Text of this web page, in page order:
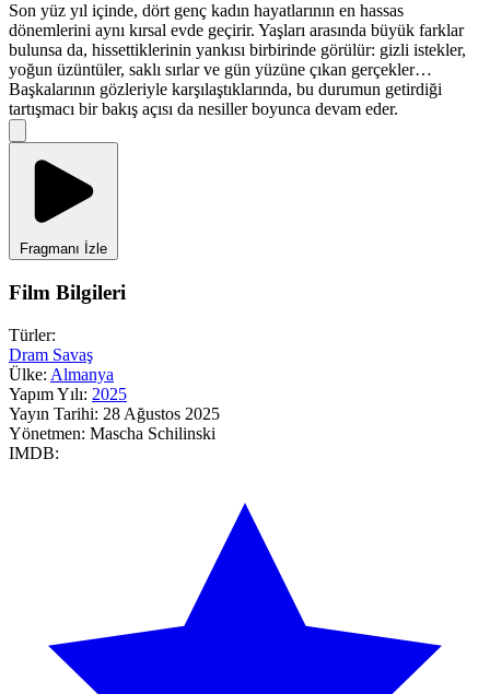
Son yüz yıl içinde, dört genç kadın hayatlarının en hassas
dönemlerini aynı kırsal evde geçirir. Yaşları arasında büyük farklar
bulunsa da, hissettiklerinin yankısı birbirinde görülür: gizli istekler,
yoğun üzüntüler, saklı sırlar ve gün yüzüne çıkan gerçekler…
Başkalarının gözleriyle karşılaştıklarında, bu durumun getirdiği
tartışmacı bir bakış açısı da nesiller boyunca devam eder.
Fragmanı İzle
Film Bilgileri
Türler:
Dram Savaş
Ülke: Almanya
Yapım Yılı: 2025
Yayın Tarihi: 28 Ağustos 2025
Yönetmen: Mascha Schilinski
IMDB: